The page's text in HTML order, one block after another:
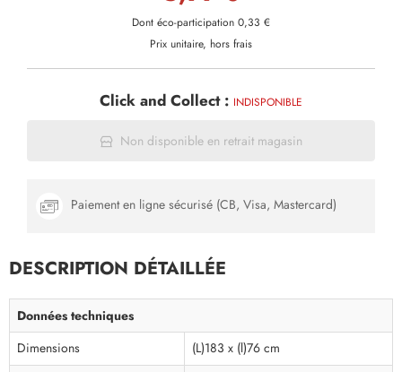
Dont éco-participation 0,33 €
Prix unitaire, hors frais
Click and Collect : INDISPONIBLE
Non disponible en retrait magasin
Paiement en ligne sécurisé (CB, Visa, Mastercard)
DESCRIPTION DÉTAILLÉE
Données techniques
Dimensions
(L)183 x (l)76 cm